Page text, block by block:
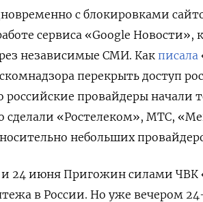
с блокировками
сервиса «Google Новости»,
независимые СМИ. Как писала
перекрыть доступ
российские провайдеры начали
сделали «Ростелеком», МТС,
небольших
и 24 июня Пригожин силами ЧВК
в России. Но уже вечером